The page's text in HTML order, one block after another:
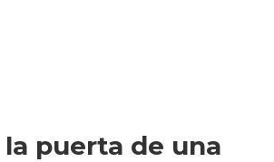
la puerta de una